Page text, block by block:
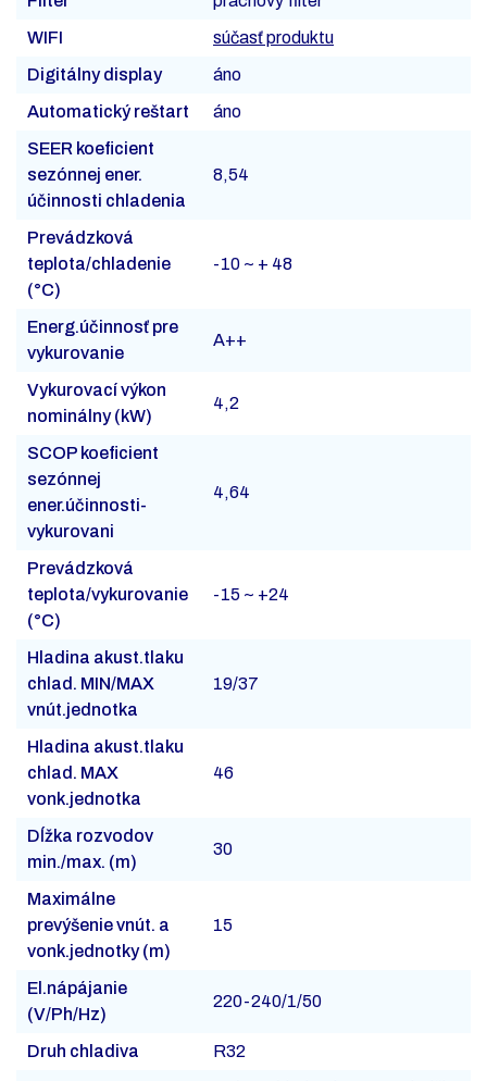
WIFI
súčasť produktu
Digitálny display
áno
Automatický reštart
áno
SEER koeficient
sezónnej ener.
účinnosti chladenia
8,54
Prevádzková
teplota/chladenie
(°C)
-10 ~ + 48
Energ.účinnosť pre
vykurovanie
A++
Vykurovací výkon
nominálny (kW)
4,2
SCOP koeficient
sezónnej
ener.účinnosti-
vykurovani
4,64
Prevádzková
teplota/vykurovanie
(°C)
-15 ~ +24
Hladina akust.tlaku
chlad. MIN/MAX
vnút.jednotka
19/37
Hladina akust.tlaku
chlad. MAX
vonk.jednotka
46
Dĺžka rozvodov
min./max. (m)
30
Maximálne
prevýšenie vnút. a
vonk.jednotky (m)
15
El.nápájanie
(V/Ph/Hz)
220-240/1/50
Druh chladiva R32